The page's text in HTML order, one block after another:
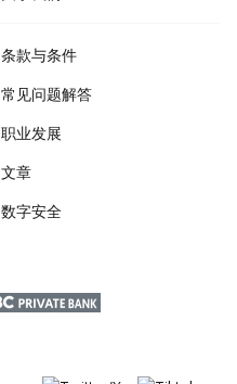
条款与条件
常见问题解答
职业发展
文章
数字安全